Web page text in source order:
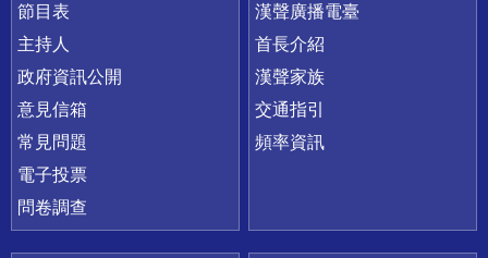
節目表
主持人
政府資訊公開
意見信箱
常見問題
電子投票
問卷調查
漢聲廣播電臺
首長介紹
漢聲家族
交通指引
頻率資訊